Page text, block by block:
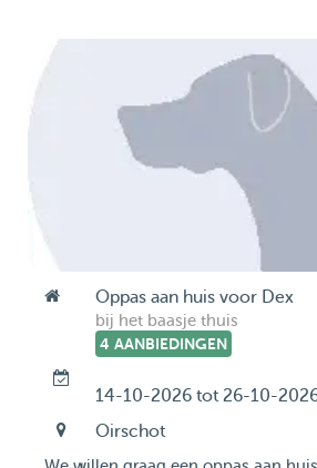
Oppas aan huis voor Dex
bij het baasje thuis
4 AANBIEDINGEN
14-10-2026 tot 26-10-
Oirschot